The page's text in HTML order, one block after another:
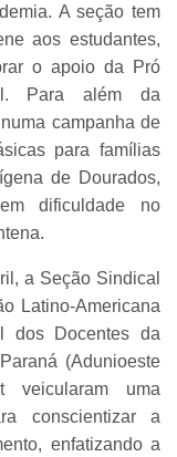
A seção tem
aos estudantes,
o apoio da Pró
Para além da
campanha de
para famílias
de Dourados,
dificuldade no
a Seção Sindical
Latino-Americana
dos Docentes da
(Adunioeste
veicularam uma
conscientizar a
enfatizando a